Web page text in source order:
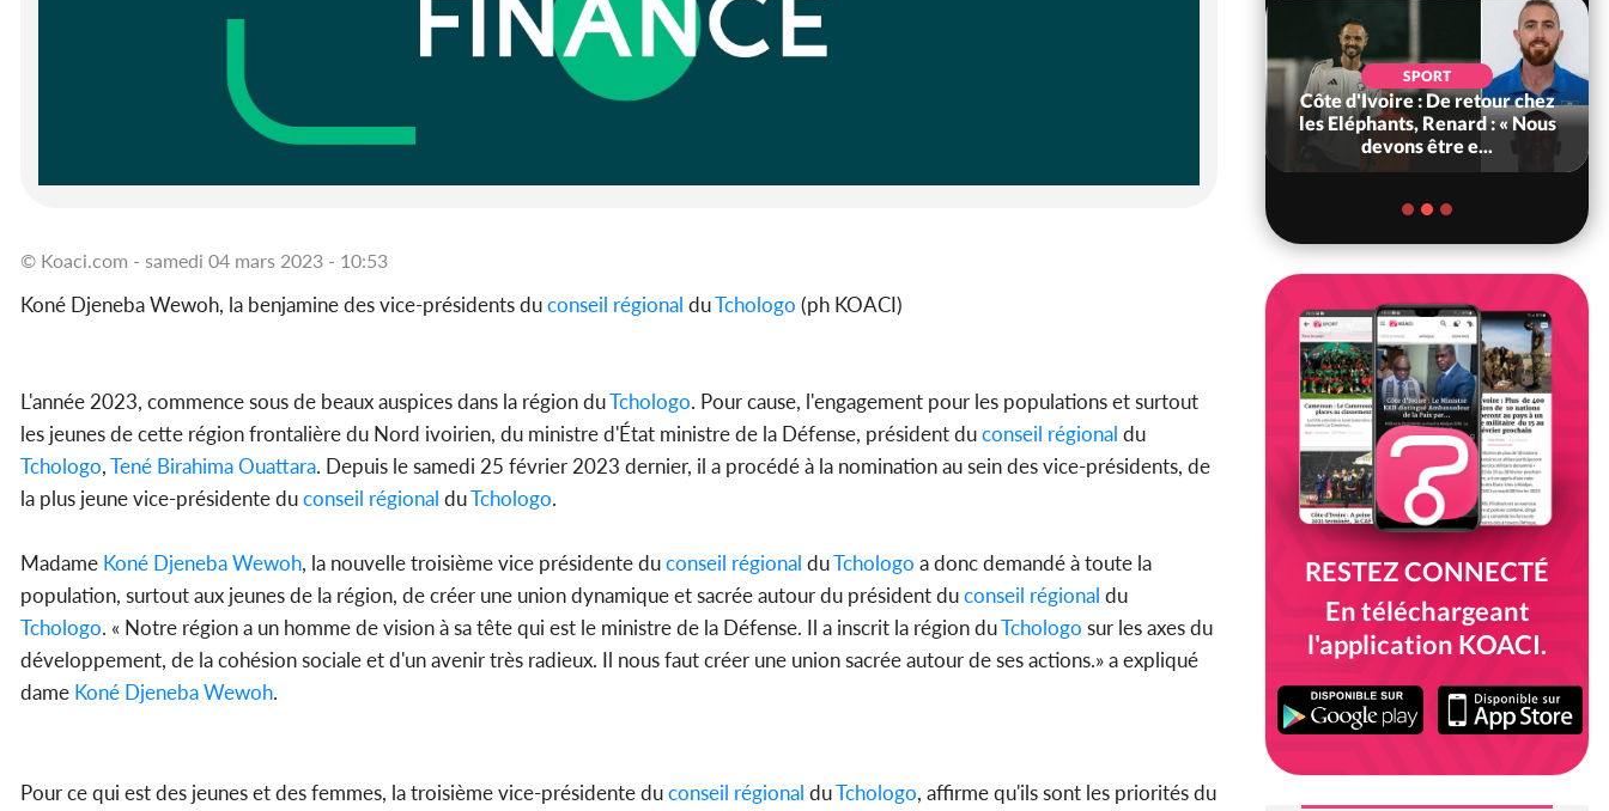
© Koaci.com - samedi 04 mars 2023 - 10:53
Koné Djeneba Wewoh, la benjamine des vice-présidents duconseil régional duTchologo (ph KOACI)
L'année 2023, commence sous de beaux auspices dans la région duTchologo. Pour cause, l'engagement pour les populations et surtout
les jeunes de cette région frontalière du Nord ivoirien, du ministre d'État ministre de la Défense, président duconseil régional du
Tchologo,Tené Birahima Ouattara. Depuis le samedi 25 février 2023 dernier, il a procédé à la nomination au sein des vice-présidents, de
la plus jeune vice-présidente duconseil régional duTchologo.
Madame Koné Djeneba Wewoh, la nouvelle troisième vice présidente duconseil régional duTchologo a donc demandé à toute la
population, surtout aux jeunes de la région, de créer une union dynamique et sacrée autour du président duconseil régional du
Tchologo. « Notre région a un homme de vision à sa tête qui est le ministre de la Défense. Il a inscrit la région duTchologo sur les axes du
développement, de la cohésion sociale et d'un avenir très radieux. Il nous faut créer une union sacrée autour de ses actions.» a expliqué
dame Koné Djeneba Wewoh.
Pour ce qui est des jeunes et des femmes, la troisième vice-présidente duconseil régional duTchologo, affirme qu'ils sont les priorités du
SPORT
Côte d'Ivoire : De retour chez
les Eléphants, Renard : « Nous
devons être e...
RESTEZ CONNECTÉ
En téléchargeant
l'application KOACI.